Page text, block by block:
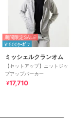
期間限定SALE
¥1500ｸｰﾎﾟﾝ
ミッシェルクランオム
【セットアップ】ニットジッ
プアップパーカー
¥17,710